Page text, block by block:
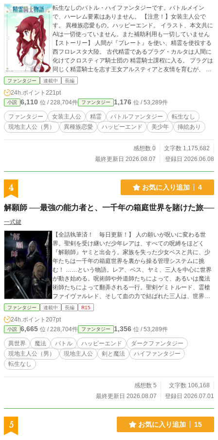
転生なしのバトル・ハイファンタジーです。バトルメイン
で、ハーレム要素はありません。 【注意！】女装主人公で
す。 異種族恋愛もの。ハッピーエンド。 イラスト、本文共に
AIは一切使っていません。また補助利用も一切していません
【ストーリー】 人間が『プレート』を使い、精霊を使役する
西フロレスタ大陸。 古代精霊であるプラグ・カルタは人間に
化けてクロスティア騎士団の 精霊騎士課程に入る。 プラグは
同じく精霊騎士を志す王女アルスティアと友情を育むが、 や
がて人類の存亡をかけた『大陸戦争』が始まる。 （女装もす
ー。 pixiv、カクヨム版が先行しています。追いつくまでは3
時10分頃に予約投稿されます。 わりと長編につき注意。（現
在カクヨム、pixivで140万文字超えています） 5、6年くらい
かけてゆっくりのんびり連載する予定です。 pixiv、カクヨム
版は毎月末更新です。 ★pixivにイラスト上げています。 pix
は自分で描いた物になります。 ■pixiv、カクヨム版が先行し
ています。 気になったら続きはそちらでどうぞ。だいたい毎
本にするとき崩れるので、ルビは全て（）に入っています。
リス版は少し分割されています。 サブタイトルの頭にある
【】に全体の通し番号があります。
ファンタジー 連載中 長編
24h.ポイント 221pt
小説 6,110 位 / 228,704件 ファンタジー 1,176 位 / 53,289件
ファンタジー 女装主人公 精霊 バトルファンタジー
転生なし
現地主人公（男）
異種族恋愛 ハッピーエンド 美少年 挿絵あり
感想数 0
文字数 1,175,682
最終更新日 2026.08.07
登録日 2026.06.08
4 お気に入り追加 4
解願師 ──最強の能力者と、一千年の箱庭世界を賭けた旅──
一式鍵
【全話執筆済！ 毎日更新！】 人の願いが呪いに変わる世
界。聖剣を受け継いだ少年レアは、すべての呪縛をほどく
『解願師』ヤミと出会う。家族を失った少女ベスと共に、少
年たちは一千年の箱庭世界を裏から操る管理システムに挑
む！ ……という物語。レア、ベス、ヤミ、三人を中心に世界
が動き始める。呪術師や外道師たちによって、あるいは魔法
術師たちによって翻弄される一行。聖剣ゲミトルード、霊槍
ファイヴァルレド、そして血の力で結ばれた三人は、世界の
カラクリを解き明かし、人類のあるべき未来へと辿り着く―
ファンタジー 連載中 長編 R15
24h.ポイント 207pt
小説 6,665 位 / 228,704件 ファンタジー 1,356 位 / 53,289件
異世界 魔法 バトル ハッピーエンド
ダークファンタジー
現地主人公（男）
現地主人公 剣と魔法
ハイファンタジー
転生なし
感想数 5
文字数 106,168
最終更新日 2026.08.07
登録日 2026.07.01
5 お気に入り追加 15